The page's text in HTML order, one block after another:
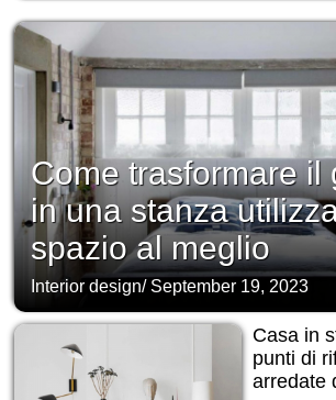
Come trasformare il
in una stanza
spazio al meglio
Interior design/ September 19, 2023
Casa in
punti di
arredate